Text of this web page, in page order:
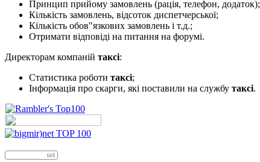
Принцип прийому замовлень (рація, телефон, додаток);
Кількість замовлень, відсоток диспетчерської;
Кількість обов"язкових замовлень і т.д.;
Отримати відповіді на питання на форумі.
Директорам компаній таксі:
Статистика роботи таксі;
Інформація про скарги, які поставили на службу таксі.